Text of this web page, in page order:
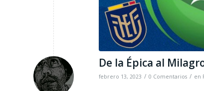
De la Épica al
febrero 13, 2023 / 0 Comentarios / en